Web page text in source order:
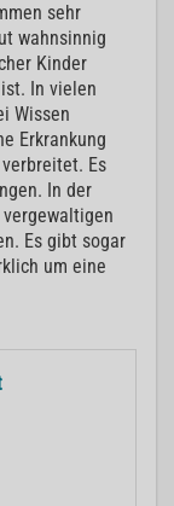
sehr
wahnsinnig
Kinder
In vielen
Wissen
Erkrankung
Es
In der
Es gibt sogar
um eine